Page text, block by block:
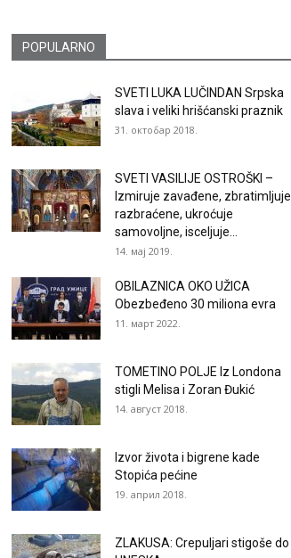
POPULARNO
SVETI LUKA LUČINDAN Srpska
slava i veliki hrišćanski praznik
31. октобар 2018.
SVETI VASILIJE OSTROŠKI –
Izmiruje zavađene, zbratimljuje
razbraćene, ukroćuje
samovoljne, isceljuje...
14. мај 2019.
OBILAZNICA OKO UŽICA
Obezbeđeno 30 miliona evra
11. март 2022.
TOMETINO POLJE Iz Londona
stigli Melisa i Zoran Đukić
14. август 2018.
Izvor života i bigrene kade
Stopića pećine
19. април 2018.
ZLAKUSA: Crepuljari stigoše do